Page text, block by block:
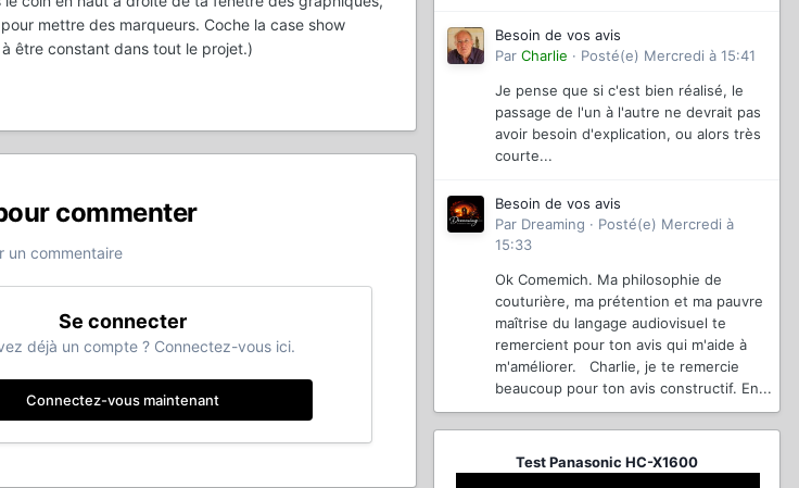
mettre des marqueurs. Coche la case show
être constant dans tout le projet.)
commenter
un commentaire
Se connecter
déjà un compte ? Connectez-vous ici.
Connectez-vous maintenant
Besoin de vos avis
Par Charlie · Posté(e) Mercredi à 15:41
Je pense que si c'est bien réalisé, le
passage de l'un à l'autre ne devrait pas
avoir besoin d'explication, ou alors très
courte...
Besoin de vos avis
Par Dreaming · Posté(e) Mercredi à
15:33
Ok Comemich. Ma philosophie de
couturière, ma prétention et ma pauvre
maîtrise du langage audiovisuel te
remercient pour ton avis qui m'aide à
m'améliorer. Charlie, je te remercie
beaucoup pour ton avis constructif. En...
Test Panasonic HC-X1600